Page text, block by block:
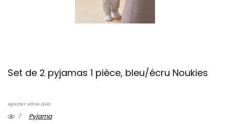
Set de 2 pyjamas 1 pièce, bleu/écru Noukies
Ajouter votre avis
7 Pyjama